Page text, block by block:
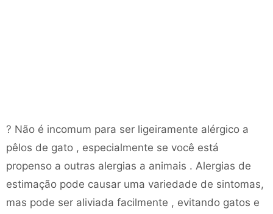
? Não é incomum para ser ligeiramente alérgico a
pêlos de gato , especialmente se você está
propenso a outras alergias a animais . Alergias de
estimação pode causar uma variedade de sintomas,
mas pode ser aliviada facilmente , evitando gatos e